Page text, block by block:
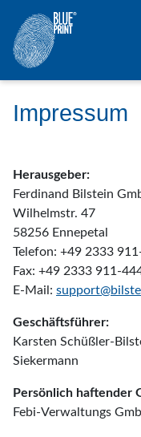
Impressum
Herausgeber:
Ferdinand Bilstein
Wilhelmstr. 47
58256 Ennepetal
Telefon: +49 2333
Fax: +49 2333 911-
E-Mail:
Geschäftsführer:
Karsten Schüßler-
Siekermann
Persönlich haftender
Febi-Verwaltungs